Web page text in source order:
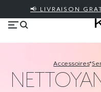
📢 LIVRAISON
accessoires*